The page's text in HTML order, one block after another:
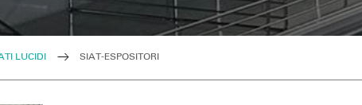
LUCIDI SIAT-ESPOSITORI